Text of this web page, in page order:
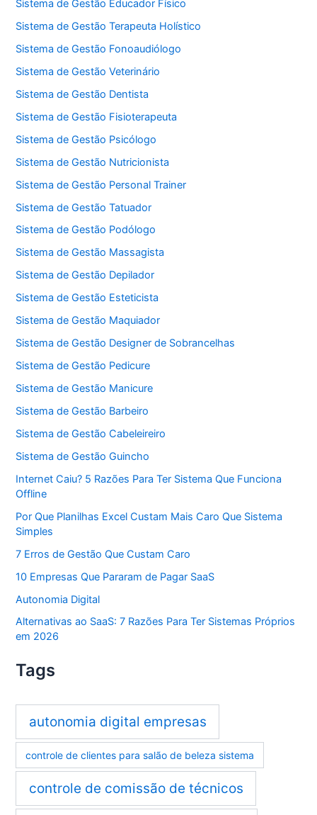
Sistema de Gestão Educador Físico
Sistema de Gestão Terapeuta Holístico
Sistema de Gestão Fonoaudiólogo
Sistema de Gestão Veterinário
Sistema de Gestão Dentista
Sistema de Gestão Fisioterapeuta
Sistema de Gestão Psicólogo
Sistema de Gestão Nutricionista
Sistema de Gestão Personal Trainer
Sistema de Gestão Tatuador
Sistema de Gestão Podólogo
Sistema de Gestão Massagista
Sistema de Gestão Depilador
Sistema de Gestão Esteticista
Sistema de Gestão Maquiador
Sistema de Gestão Designer de Sobrancelhas
Sistema de Gestão Pedicure
Sistema de Gestão Manicure
Sistema de Gestão Barbeiro
Sistema de Gestão Cabeleireiro
Sistema de Gestão Guincho
Internet Caiu? 5 Razões Para Ter Sistema Que Funciona
Offline
Por Que Planilhas Excel Custam Mais Caro Que Sistema
Simples
7 Erros de Gestão Que Custam Caro
10 Empresas Que Pararam de Pagar SaaS
Autonomia Digital
Alternativas ao SaaS: 7 Razões Para Ter Sistemas Próprios
em 2026
Tags
autonomia digital empresas
controle de clientes para salão de beleza sistema
controle de comissão de técnicos